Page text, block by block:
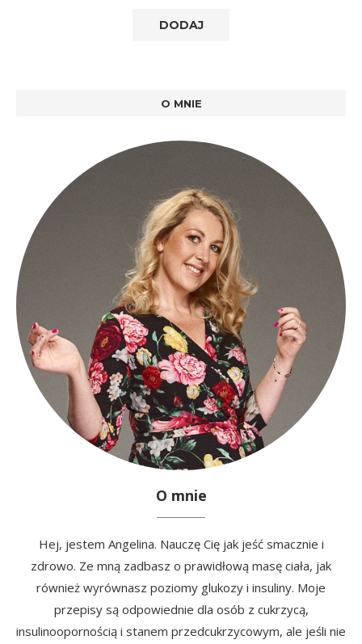
O MNIE
O mnie
Hej, jestem Angelina. Nauczę Cię jak jeść smacznie i
zdrowo. Ze mną zadbasz o prawidłową masę ciała, jak
również wyrównasz poziomy glukozy i insuliny. Moje
przepisy są odpowiednie dla osób z cukrzycą,
insulinoopornością i stanem przedcukrzycowym, ale jeśli nie